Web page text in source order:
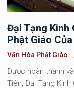
Đại Tạng Kinh
Phật Giáo
Văn Hóa Phật Giáo
Được hoàn thành
Tiên, Đại Tạng Kinh